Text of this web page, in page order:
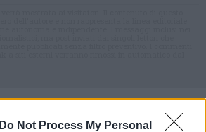
Do Not Process My Personal